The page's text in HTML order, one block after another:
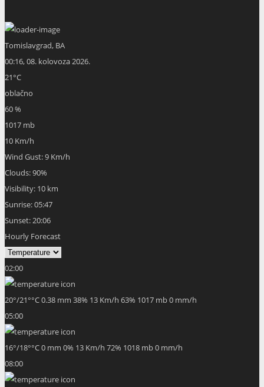
Tomislavgrad, BA
00:16,08. kolovoza 2026.
21°C
oblačno
60 %
1017 mb
10 Km/h
Wind Gust:9 Km/h
Clouds:90%
Visibility: 10 km
Sunrise:05:47
Sunset:20:06
Hourly Forecast
02:00
20°/21°°C0.38 mm 38% 13 Km/h 63% 1017 mb0 mm/h
05:00
16°/18°°C0 mm 0% 13 Km/h 72% 1018 mb0 mm/h
08:00